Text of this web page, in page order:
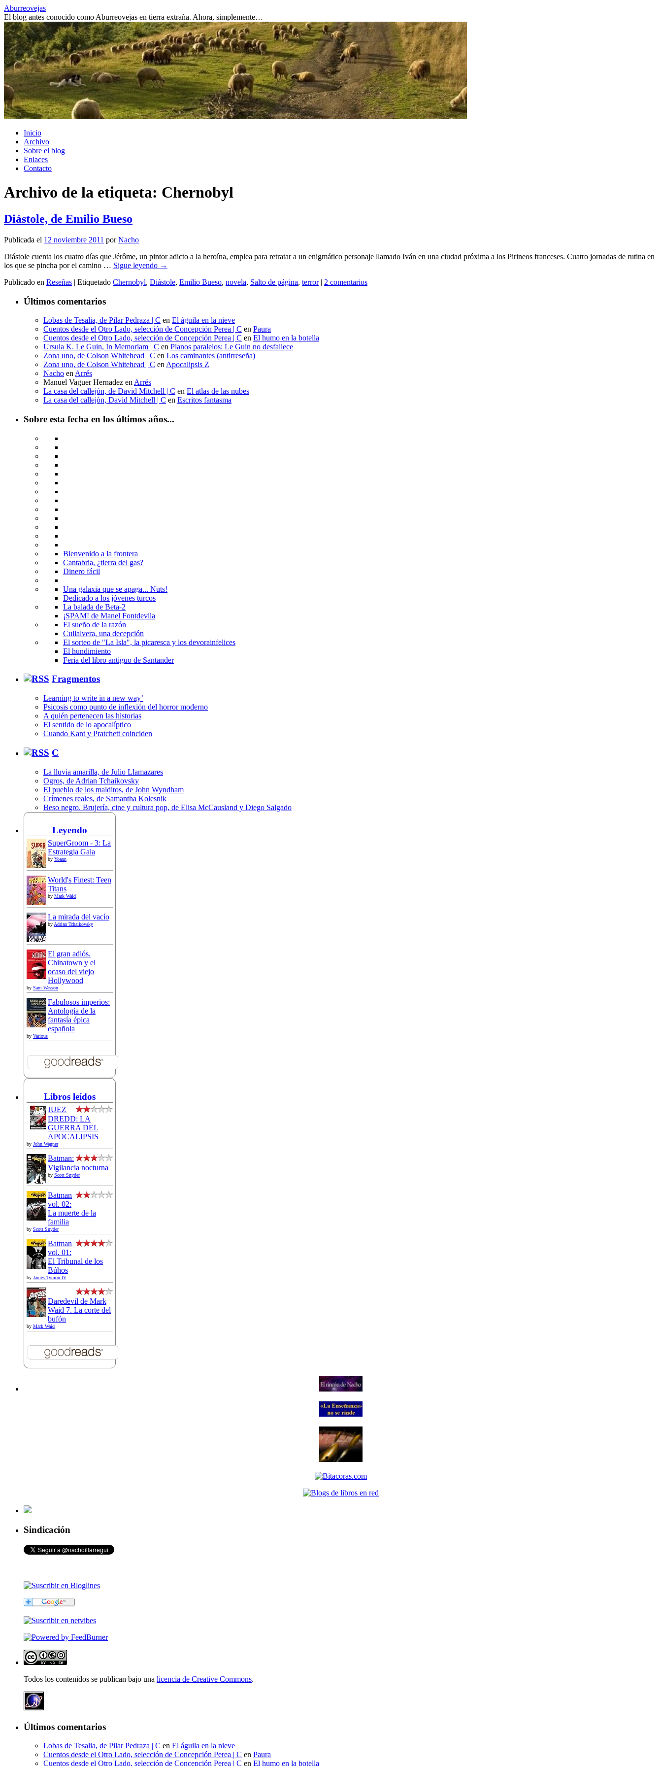
Saltar
al
contenido
Aburreovejas
El blog antes conocido como Aburreovejas en tierra extraña. Ahora, simplemente…
Inicio
Archivo
Sobre el blog
Enlaces
Contacto
Archivo de la etiqueta: Chernobyl
Diástole, de Emilio Bueso
Publicada el 12 noviembre 2011 por Nacho
Diástole cuenta los cuatro días que Jérôme, un pintor adicto a la heroína, emplea para retratar a un enigmático personaje llamado Iván en una ciudad próxima a los Pirineos franceses. Cuatro jornadas de rutina en
los que se pincha por el camino … Sigue leyendo →
Publicado en Reseñas | Etiquetado Chernobyl, Diástole, Emilio Bueso, novela, Salto de página, terror | 2 comentarios
Últimos comentarios
Lobas de Tesalia, de Pilar Pedraza | C en El águila en la nieve
Cuentos desde el Otro Lado, selección de Concepción Perea | C en Paura
Cuentos desde el Otro Lado, selección de Concepción Perea | C en El humo en la botella
Ursula K. Le Guin, In Memoriam | C en Planos paralelos: Le Guin no desfallece
Zona uno, de Colson Whitehead | C en Los caminantes (antirreseña)
Zona uno, de Colson Whitehead | C en Apocalipsis Z
Nacho en Arrés
Manuel Vaguer Hernadez en Arrés
La casa del callejón, de David Mitchell | C en El atlas de las nubes
La casa del callejón, David Mitchell | C en Escritos fantasma
Sobre esta fecha en los últimos años...
Bienvenido a la frontera
Cantabria, ¿tierra del gas?
Dinero fácil
Una galaxia que se apaga... Nuts!
Dedicado a los jóvenes turcos
La balada de Beta-2
¡SPAM! de Manel Fontdevila
El sueño de la razón
Cullalvera, una decepción
El sorteo de "La Isla", la picaresca y los devorainfelices
El hundimiento
Feria del libro antiguo de Santander
Fragmentos
Learning to write in a new way’
Psicosis como punto de inflexión del horror moderno
A quién pertenecen las historias
El sentido de lo apocalíptico
Cuando Kant y Pratchett coinciden
C
La lluvia amarilla, de Julio Llamazares
Ogros, de Adrian Tchaikovsky
El pueblo de los malditos, de John Wyndham
Crímenes reales, de Samantha Kolesnik
Beso negro. Brujería, cine y cultura pop, de Elisa McCausland y Diego Salgado
Leyendo
SuperGroom - 3: La
Estrategia Gaia
by Yoann
World's Finest: Teen
Titans
by Mark Waid
La mirada del vacío
byAdrian Tchaikovsky
El gran adiós.
Chinatown y el
ocaso del viejo
Hollywood
by Sam Wasson
Fabulosos imperios:
Antología de la
fantasía épica
española
by Various
Libros leídos
JUEZ
DREDD: LA
GUERRA DEL
APOCALIPSIS
by John Wagner
Batman:
Vigilancia nocturna
by Scott Snyder
Batman
vol. 02:
La muerte de la
familia
by Scott Snyder
Batman
vol. 01:
El Tribunal de los
Búhos
by James Tynion IV
Daredevil de Mark
Waid 7. La corte del
bufón
by Mark Waid
Sindicación
Todos los contenidos se publican bajo una licencia de Creative Commons.
Últimos comentarios
Lobas de Tesalia, de Pilar Pedraza | C en El águila en la nieve
Cuentos desde el Otro Lado, selección de Concepción Perea | C en Paura
Cuentos desde el Otro Lado, selección de Concepción Perea | C en El humo en la botella